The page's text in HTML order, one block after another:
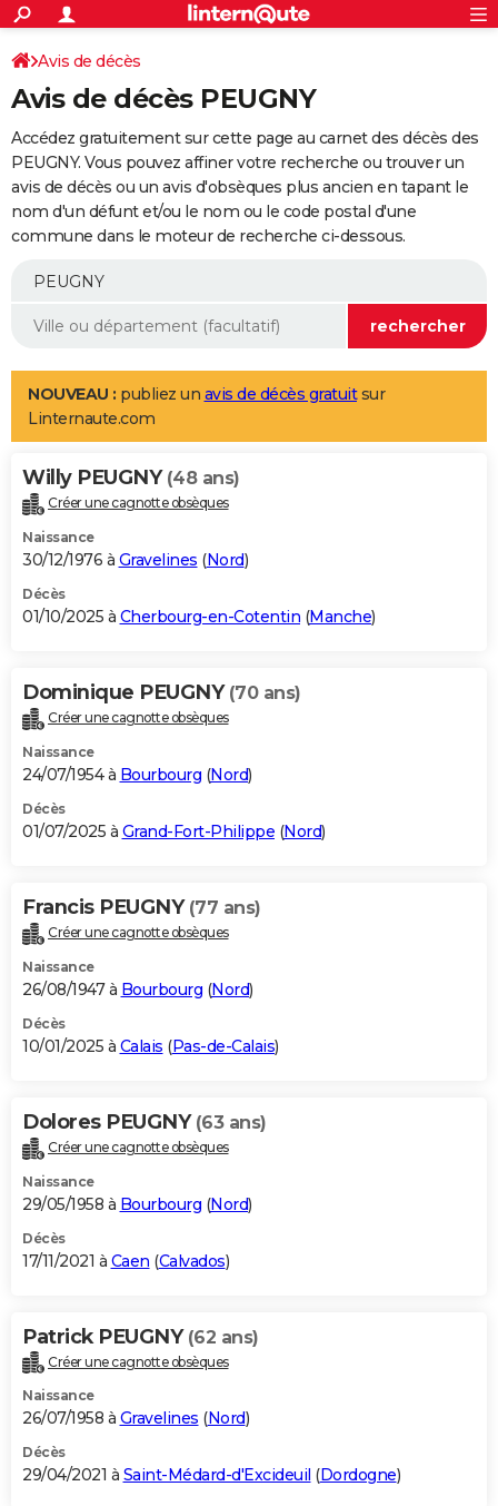
ACTUALITÉS
Politique
Société
Faits Divers
Education
Monde
Villes
+
SPORT
Coupe du monde 2026
Football
Tennis
Cyclisme
Rugby
Forum
Programme TV
TNT
Streaming
Cinéma
Sorties cinéma
Musique
+
FINANCE
Retraite
Epargne
Immobilier
Risques naturels par ville
Banque
Assurance
AUTO
Essais
Réserver un essai
Citadines
Berlines
SUV
Forum auto
+
Mobiles
Meilleur smartphone
Internet
Ordinateurs
Jeux vidéo
Guide high-tech
Aménagement intérieur
LIFESTYLE
Art de vivre
Bien-être
Loisirs
Mode
Modes de vie
Alimentation
Guide de la santé
Maladies
Médicaments
Sommeil
VOYAGE
Destinations
City break
Voyage nature
Voyage de noces
Forum
Climat
+PHOTO
GUIDES D'ACHAT
BONS PLANS
Carte de Noël
Carte Bonne année
Carte Saint-Valentin
Carte Pâques
Carte d'anniversaire
DICTIONNAIRE
Dictionnaire
Biographies
Citations
Expressions
Proverbes
PROGRAMME TV
S'inscrire
Se connecter
Lycées
Collèges
Primaires
Universités
Entreprises
Service militaire
Avis de recherche
AVIS DE DÉCÈS
Bricolage
Lifestyle
Culture
Sport
Auto
Television
Voyage
Cinema
Avis de décès
Avis de décès PEUGNY
Accédez gratuitement sur cette page au carnet des décès des
PEUGNY. Vous pouvez affiner votre recherche ou trouver un
avis de décès ou un avis d'obsèques plus ancien en tapant le
nom d'un défunt et/ou le nom ou le code postal d'une
commune dans le moteur de recherche ci-dessous.
NOUVEAU : publiez un avis de décès gratuitsur
Linternaute.com
Willy PEUGNY (48 ans)
Créer une cagnotte obsèques
Naissance
30/12/1976 à Gravelines (Nord)
Décès
01/10/2025 à Cherbourg-en-Cotentin (Manche)
Dominique PEUGNY (70 ans)
Créer une cagnotte obsèques
Naissance
24/07/1954 à Bourbourg (Nord)
Décès
01/07/2025 à Grand-Fort-Philippe (Nord)
Francis PEUGNY (77 ans)
Créer une cagnotte obsèques
Naissance
26/08/1947 à Bourbourg (Nord)
Décès
10/01/2025 à Calais (Pas-de-Calais)
Dolores PEUGNY (63 ans)
Créer une cagnotte obsèques
Naissance
29/05/1958 à Bourbourg (Nord)
Décès
17/11/2021 à Caen (Calvados)
Patrick PEUGNY (62 ans)
Créer une cagnotte obsèques
Naissance
26/07/1958 à Gravelines (Nord)
Décès
29/04/2021 à Saint-Médard-d'Excideuil (Dordogne)